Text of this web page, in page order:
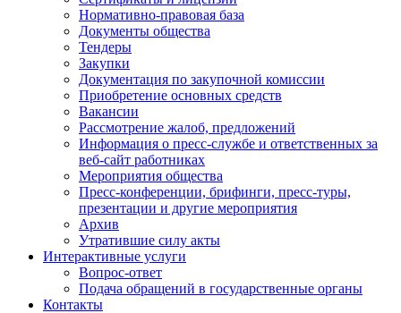
Нормативно-правовая база
Документы общества
Тендеры
Закупки
Документация по закупочной комиссии
Приобретение основных средств
Вакансии
Рассмотрение жалоб, предложений
Информация о пресс-службе и ответственных за
веб-сайт работниках
Мероприятия общества
Пресс-конференции, брифинги, пресс-туры,
презентации и другие мероприятия
Архив
Утратившие силу акты
Интерактивные услуги
Вопрос-ответ
Подача обращений в государственные органы
Контакты